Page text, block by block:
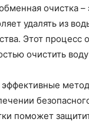
очистка
удалять из
Этот процесс
очистить
эффективные
поможет